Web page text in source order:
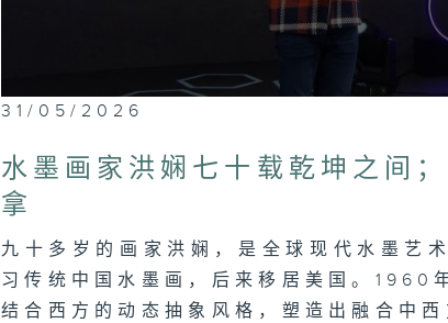
0
seconds
21
minutes,
36
seconds
31/05/2026
水墨画家洪娴七十载乾坤之间
拿
九十多岁的画家洪娴，是全球现代水墨艺
习传统中国水墨画，后来移居美国。1960
结合西方的动态抽象风格，塑造出融合中